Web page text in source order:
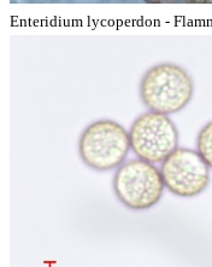
Enteridium lycoperdon -